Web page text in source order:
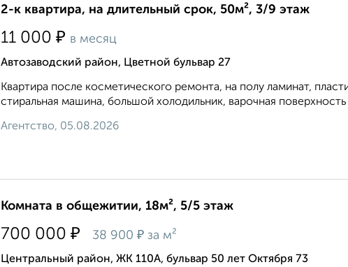
2-к квартира, на длительный срок, 50м², 3/9 этаж
11 000 ₽ в месяц
Автозаводский район, Цветной бульвар 27
Квартира после косметического ремонта, на полу ламинат,
стиральная машина, большой холодильник, варочная
Агентство, 05.08.2026
Комната в общежитии, 18м², 5/5 этаж
700 000 ₽ 38 900 ₽ за м²
Центральный район, ЖК 110А, бульвар 50 лет Октября 73